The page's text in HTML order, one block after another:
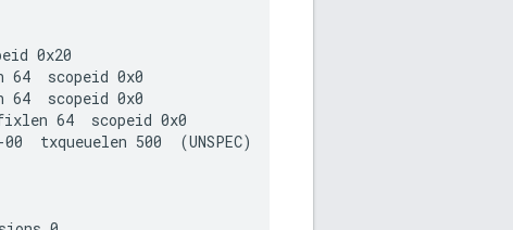
0x20
64  scopeid 0x0
64  scopeid 0x0
64  scopeid 0x0
txqueuelen 500  (UNSPEC)